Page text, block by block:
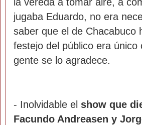
jugaba Eduardo, no era
saber que el de
festejo del público era
gente se lo agradece.
- Inolvidable el show que
Facundo Andreasen y